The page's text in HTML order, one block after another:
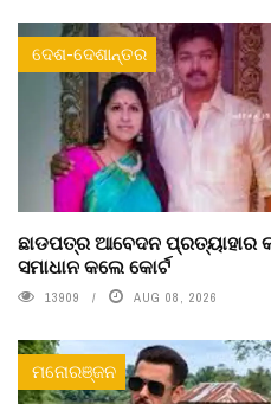
ଦେଶ-ଦେଶାନ୍ତର
ଛାଡପତ୍ର ଆବେଦନ ପ୍ରତ୍ୟାହାର
ସମାଧାନ କଲେ କୋର୍ଟ
13909 AUG 08, 2026
ମନୋରଞ୍ଜନ